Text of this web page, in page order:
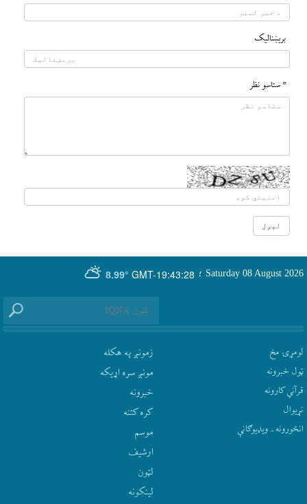
بريښناليک
* ستاسو نظر
GMT-19:43:28
8.99° Saturday 08 August 2026 ؛
لومړۍ مخ
ټول خبرونه
قرآني کارونه
نړيوال
انځورونه ـ ویډیوګانې
زمونږ په هکله
مونږ سره اړيکه
‫خبرونه
کره کتنه
موسم
ارشيف
لټون
لينکونه